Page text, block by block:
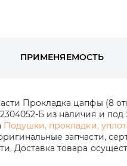
ПРИМЕНЯЕМОСТЬ
Прокладка цапфы (8
Б из наличия и под
Подушки, прокладки,
запчасти,
Доставка товара